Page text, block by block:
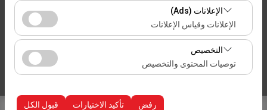
تتيح لنا ملفات تعريف الارتباط هذه تحليل كيفية استخدام موقعنا
(عدد الزوار، الصفحات الأكثر زيارة، سلوك المستخدمين).
تُستخدم هذه البيانات لقياس أداء الموقع وتحسين تجربة
المستخدم بشكل مستمر.
الإعلانات (Ads)
الإعلانات وقياس الإعلانات
تتيح لنا ملفات تعريف الارتباط هذه عرض إعلانات مخصصة
تتناسب مع اهتماماتك وقياس فعالية حملاتنا الإعلانية (عدد مرات
الظهور، معدل النقر).
التخصيص
توصيات المحتوى والتخصيص
تجربتك على المنصة من خلال حفظ إعدادات واجهة المستخدم،
رفض تأكيد الاختيارات قبول الكل
تاريخ العودة والوقت
إدراج سيارات